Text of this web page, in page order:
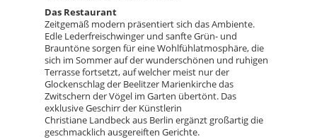
Das Restaurant
Zeitgemäß modern präsentiert sich das Ambiente.
Edle Lederfreischwinger und sanfte Grün- und
Brauntöne sorgen für eine Wohlfühlatmosphäre, die
sich im Sommer auf der wunderschönen und ruhigen
Terrasse fortsetzt, auf welcher meist nur der
Glockenschlag der Beelitzer Marienkirche das
Zwitschern der Vögel im Garten übertönt. Das
exklusive Geschirr der Künstlerin
Christiane Landbeck aus Berlin ergänzt großartig die
geschmacklich ausgereiften Gerichte.